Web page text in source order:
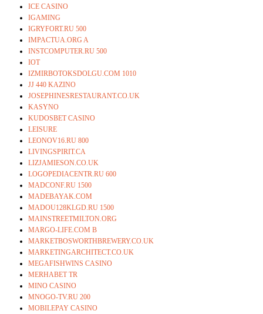
ICE CASINO
IGAMING
IGRYFORT.RU 500
IMPACTUA.ORG A
INSTCOMPUTER.RU 500
IOT
IZMIRBOTOKSDOLGU.COM 1010
JJ 440 KAZINO
JOSEPHINESRESTAURANT.CO.UK
KASYNO
KUDOSBET CASINO
LEISURE
LEONOV16.RU 800
LIVINGSPIRIT.CA
LIZJAMIESON.CO.UK
LOGOPEDIACENTR.RU 600
MADCONF.RU 1500
MADEBAYAK.COM
MADOU128KLGD.RU 1500
MAINSTREETMILTON.ORG
MARGO-LIFE.COM B
MARKETBOSWORTHBREWERY.CO.UK
MARKETINGARCHITECT.CO.UK
MEGAFISHWINS CASINO
MERHABET TR
MINO CASINO
MNOGO-TV.RU 200
MOBILEPAY CASINO